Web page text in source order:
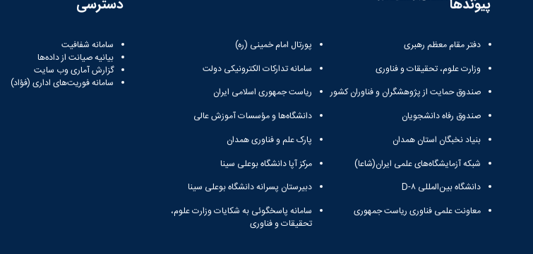
پیوندها
دفتر مقام معظم رهبری
وزارت علوم، تحقیقات و فناوری
صندوق حمایت از پژوهشگران و فناوران کشور
صندوق رفاه دانشجویان
بنیاد نخبگان استان همدان
شبکه آزمایشگاه‌های علمی ایران(شاعا)
دانشگاه بین‌المللی D-۸
معاونت علمی فناوری ریاست جمهوری
پورتال امام خمینی (ره)
سامانه تدارکات الکترونیکی دولت
ریاست جمهوری اسلامی ایران
دانشگاه‌ها و مؤسسات آموزش عالی
پارک علم و فناوری همدان
مرکز آپا دانشگاه بوعلی سینا
دبیرستان پسرانه دانشگاه بوعلی سینا
سامانه پاسخگوئی به شکایات وزارت علوم،
تحقیقات و فناوری
دسترسی
سامانه شفافیت
بیانیه صیانت از داده‌ها
گزارش آماری وب‌ سایت
سامانه فوریت‌های اداری (فؤاد)